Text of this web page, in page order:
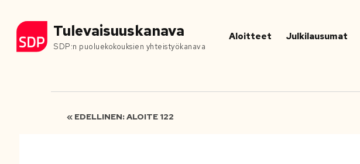
Tulevaisuuskanava
SDP:n puoluekokouksien yhteistyökanava
Aloitteet Julkilausumat
« EDELLINEN: ALOITE 122